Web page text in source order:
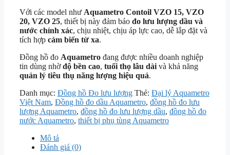
Với các model như Aquametro Contoil VZO 15, VZO
20, VZO 25, thiết bị này đảm bảo đo lưu lượng dầu và
nước chính xác, chịu nhiệt, chịu áp lực cao, dễ lắp đặt và
tích hợp cảm biến từ xa.
Đồng hồ đo Aquametro đang được nhiều doanh nghiệp
tin dùng nhờđộ bền cao, tuổi thọ lâu dài và khả năng
quản lý tiêu thụ năng lượng hiệu quả.
Danh mục: Đồng hồ Đo lưu lượng Thẻ: Đại lý Aquametro
Việt Nam, Đồng hồ đo dầu Aquametro, đồng hồ đo lưu
lượng Aquametro, đồng hồ đo lưu lượng dầu, đồng hồ đo
nước Aquametro, thiết bị phụ tùng Aquametro
Mô tả
Đánh giá (0)